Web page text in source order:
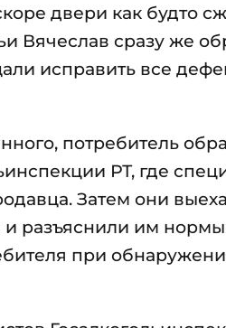
двери как будто
Вячеслав сразу же
исправить все
потребитель
РТ, где
Затем они
и разъяснили им нормы
при